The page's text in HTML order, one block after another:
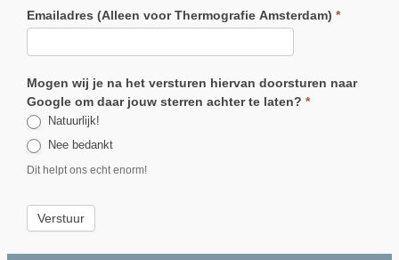
Emailadres (Alleen voor Thermografie Amsterdam)*
Mogen wij je na het versturen hiervan doorsturen naar
Google om daar jouw sterren achter te laten?*
Natuurlijk!
Nee bedankt
Dit helpt ons echt enorm!
Verstuur